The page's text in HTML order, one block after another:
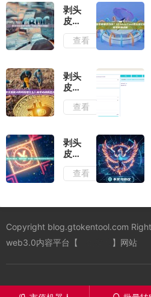
剥头
皮交
易主
要看
标？
有哪
些经
典剥
略？
查看
剥头
皮交
易最
大的
么？
新手
必读
的生
查看
剥头
皮交
易必
读：
每一
易？
复盘
能拯
的账
查看
Copyright blog.gtokentool.com
web3.0内容平台【
】网站